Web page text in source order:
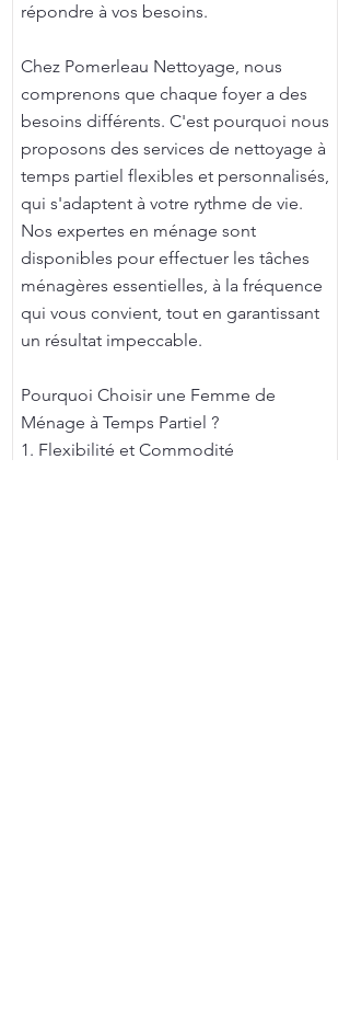
répondre à vos besoins.
Chez Pomerleau Nettoyage, nous
comprenons que chaque foyer a des
besoins différents. C'est pourquoi nous
proposons des services de nettoyage à
temps partiel flexibles et personnalisés,
qui s'adaptent à votre rythme de vie.
Nos expertes en ménage sont
disponibles pour effectuer les tâches
ménagères essentielles, à la fréquence
qui vous convient, tout en garantissant
un résultat impeccable.
Pourquoi Choisir une Femme de
Ménage à Temps Partiel ?
1. Flexibilité et Commodité